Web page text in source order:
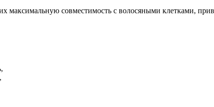
максимальную совместимость с волосяными клетками,